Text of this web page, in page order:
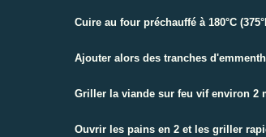
Cuire au four préchauffé à 180°C
Ajouter alors des tranches
Griller la viande sur feu vif environ 2
Ouvrir les pains en 2 et les griller